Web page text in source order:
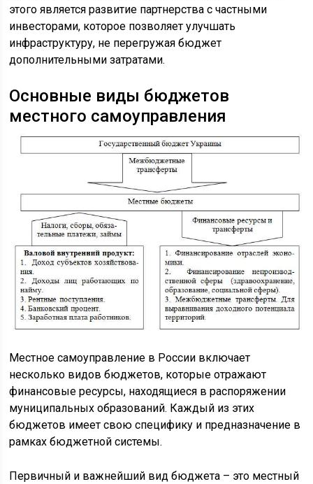
этого является развитие партнерства с частными
инвесторами, которое позволяет улучшать
инфраструктуру, не перегружая бюджет
дополнительными затратами.
Основные виды бюджетов
местного самоуправления
Местное самоуправление в России включает
несколько видов бюджетов, которые отражают
финансовые ресурсы, находящиеся в распоряжении
муниципальных образований. Каждый из этих
бюджетов имеет свою специфику и предназначение в
рамках бюджетной системы.
Первичный и важнейший вид бюджета – это местный